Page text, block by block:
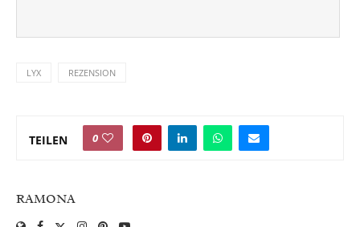
LYX REZENSION
TEILEN 0
RAMONA